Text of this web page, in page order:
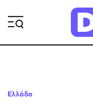
Ελλάδα